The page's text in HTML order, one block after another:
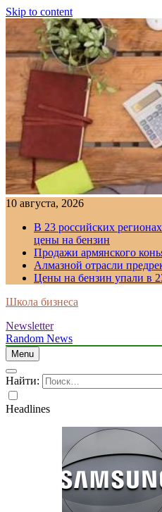
Skip to content
10 августа, 2026
В 23 российских
цены на бензин
Продажи армянского
Алмазной отрасли
Цены на бензин упали в
Школа бизнеса
Newsletter
Random News
Menu
Найти:
Headlines